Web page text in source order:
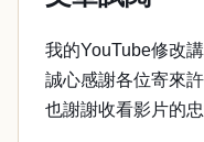
我的YouTube修改
誠心感謝各位寄來許
也謝謝收看影片的忠